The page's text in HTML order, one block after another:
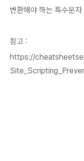
변환해야 하는 특수문
참고 :
https://